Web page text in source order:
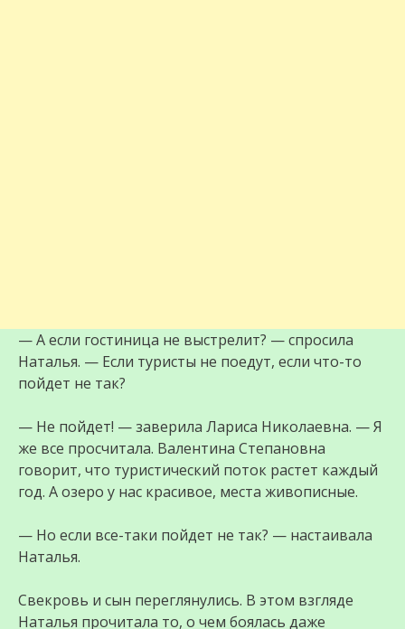
— А если гостиница не выстрелит? — спросила
Наталья. — Если туристы не поедут, если что-то
пойдет не так?
— Не пойдет! — заверила Лариса Николаевна. — Я
же все просчитала. Валентина Степановна
говорит, что туристический поток растет каждый
год. А озеро у нас красивое, места живописные.
— Но если все-таки пойдет не так? — настаивала
Наталья.
Свекровь и сын переглянулись. В этом взгляде
Наталья прочитала то, о чем боялась даже